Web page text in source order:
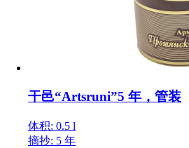
干邑“Artsruni”5 年，管装
体积: 0.5 l
摘抄: 5 年